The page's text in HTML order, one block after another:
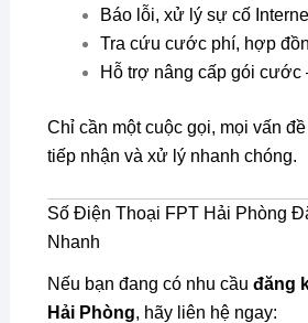
Báo lỗi, xử lý sự cố
Tra cứu cước phí, hợp
Hỗ trợ nâng cấp gói cước
Chỉ cần một cuộc gọi, mọi vấn
tiếp nhận và xử lý nhanh chóng.
Số Điện Thoại FPT Hải Phòng
Nhanh
Nếu bạn đang có nhu cầu đăng
Hải Phòng, hãy liên hệ ngay: